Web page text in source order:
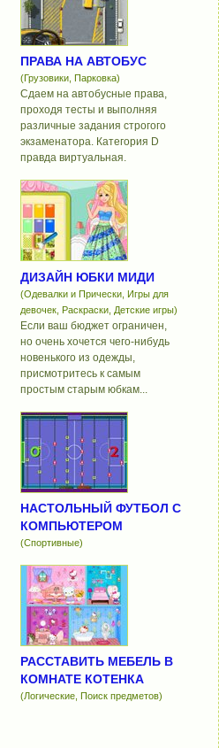
ПРАВА НА АВТОБУС
(Грузовики, Парковка)
Сдаем на автобусные права,
проходя тесты и выполняя
различные задания строгого
экзаменатора. Категория D
правда виртуальная.
ДИЗАЙН ЮБКИ МИДИ
(Одевалки и Прически, Игры для
девочек, Раскраски, Детские игры)
Если ваш бюджет ограничен,
но очень хочется чего-нибудь
новенького из одежды,
присмотритесь к самым
простым старым юбкам...
НАСТОЛЬНЫЙ ФУТБОЛ С
КОМПЬЮТЕРОМ
(Спортивные)
РАССТАВИТЬ МЕБЕЛЬ В
КОМНАТЕ КОТЕНКА
(Логические, Поиск предметов)